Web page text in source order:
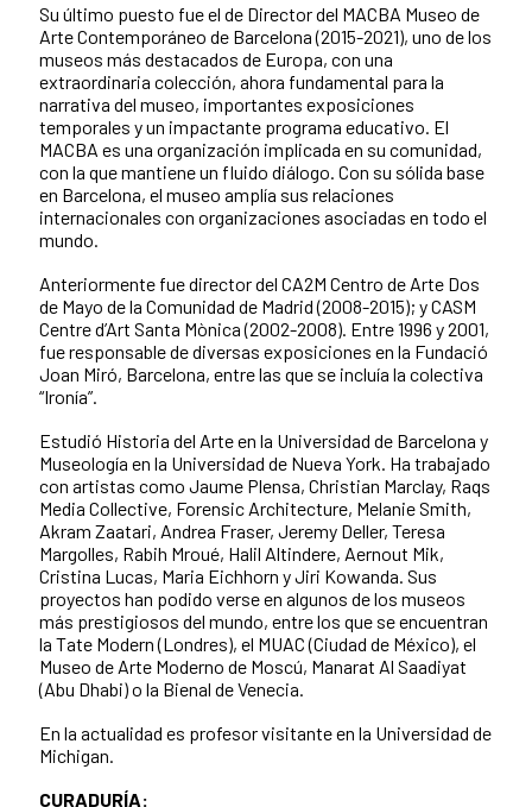
Su último puesto fue el de Director del MACBA Museo de
Arte Contemporáneo de Barcelona (2015-2021), uno de los
museos más destacados de Europa, con una
extraordinaria colección, ahora fundamental para la
narrativa del museo, importantes exposiciones
temporales y un impactante programa educativo. El
MACBA es una organización implicada en su comunidad,
con la que mantiene un fluido diálogo. Con su sólida base
en Barcelona, el museo amplía sus relaciones
internacionales con organizaciones asociadas en todo el
mundo.
Anteriormente fue director del CA2M Centro de Arte Dos
de Mayo de la Comunidad de Madrid (2008-2015); y CASM
Centre d’Art Santa Mònica (2002-2008). Entre 1996 y 2001,
fue responsable de diversas exposiciones en la Fundació
Joan Miró, Barcelona, entre las que se incluía la colectiva
“Ironía”.
Estudió Historia del Arte en la Universidad de Barcelona y
Museología en la Universidad de Nueva York. Ha trabajado
con artistas como Jaume Plensa, Christian Marclay, Raqs
Media Collective, Forensic Architecture, Melanie Smith,
Akram Zaatari, Andrea Fraser, Jeremy Deller, Teresa
Margolles, Rabih Mroué, Halil Altindere, Aernout Mik,
Cristina Lucas, Maria Eichhorn y Jiri Kowanda. Sus
proyectos han podido verse en algunos de los museos
más prestigiosos del mundo, entre los que se encuentran
la Tate Modern (Londres), el MUAC (Ciudad de México), el
Museo de Arte Moderno de Moscú, Manarat Al Saadiyat
(Abu Dhabi) o la Bienal de Venecia.
En la actualidad es profesor visitante en la Universidad de
Michigan.
CURADURÍA: